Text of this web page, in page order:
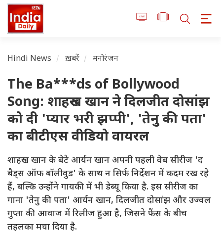
Hindi News ख़बरें मनोरंजन
The Ba***ds of Bollywood
Song: शाहरुख खान ने दिलजीत दोसांझ
को दी 'प्यार भरी झप्पी', 'तेनु की पता'
का बीटीएस वीडियो वायरल
शाहरुख खान के बेटे आर्यन खान अपनी पहली वेब सीरीज 'द
बैड्स ऑफ बॉलीवुड' के साथ न सिर्फ निर्देशन में कदम रख रहे
हैं, बल्कि उन्होंने गायकी में भी डेब्यू किया है. इस सीरीज का
गाना 'तेनु की पता' आर्यन खान, दिलजीत दोसांझ और उज्वल
गुप्ता की आवाज में रिलीज हुआ है, जिसने फैंस के बीच
तहलका मचा दिया है.